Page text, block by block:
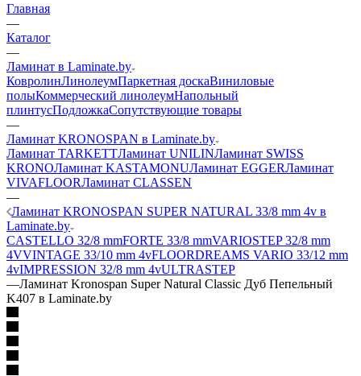
Главная
—
Каталог
—
Ламинат в Laminate.by
КовролинЛинолеумПаркетная доскаВиниловые
полыКоммерческий линолеумНапольный
плинтусПодложкаСопутствующие товары
—
Ламинат KRONOSPAN в Laminate.by
Ламинат TARKETTЛаминат UNILINЛаминат SWISS
KRONOЛаминат KASTAMONUЛаминат EGGERЛаминат
VIVAFLOORЛаминат CLASSEN
—
Ламинат KRONOSPAN SUPER NATURAL 33/8 mm 4v в
Laminate.by
CASTELLO 32/8 mmFORTE 33/8 mmVARIOSTEP 32/8 mm
4VVINTAGE 33/10 mm 4vFLOORDREAMS VARIO 33/12 mm
4vIMPRESSION 32/8 mm 4vULTRASTEP
—Ламинат Kronospan Super Natural Classic Дуб Пепельный
K407 в Laminate.by